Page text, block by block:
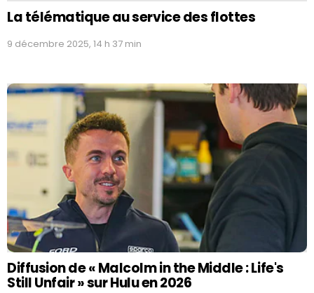
La télématique au service des flottes
9 décembre 2025, 14 h 37 min
Diffusion de « Malcolm in the Middle : Life's
Still Unfair » sur Hulu en 2026